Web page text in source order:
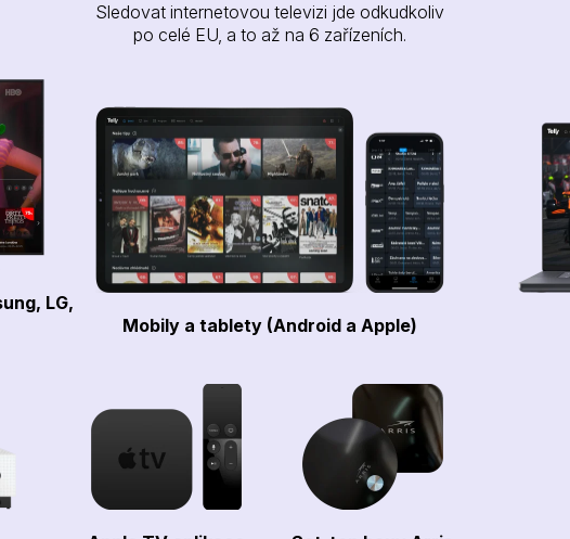
Sledovat internetovou televizi jde odkudkoliv
po celé EU, a to až na 6 zařízeních.
LG,
Mobily a tablety (Android a Apple)